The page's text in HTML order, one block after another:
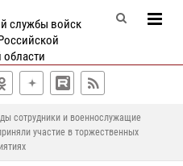
службы войск
сотрудники и военнослужащие
участие в торжественных